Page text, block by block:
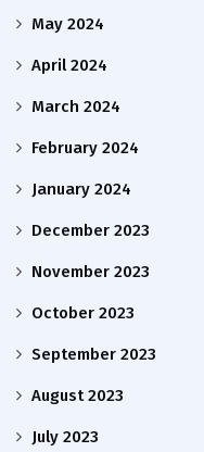
May 2024
April 2024
March 2024
February 2024
January 2024
December 2023
November 2023
October 2023
September 2023
August 2023
July 2023